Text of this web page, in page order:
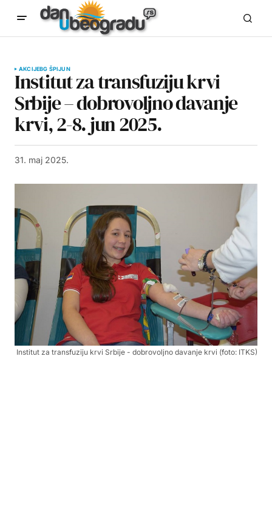
AKCIJEBG ŠPIJUN
Institut za transfuziju krvi
Srbije – dobrovoljno davanje
krvi, 2-8. jun 2025.
31. maj 2025.
Institut za transfuziju krvi Srbije - dobrovoljno davanje krvi (foto: ITKS)